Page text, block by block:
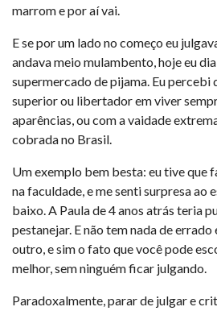
marrom e por aí vai.
E se por um lado no começo eu
andava meio mulambento, hoje eu
supermercado de pijama. Eu percebi
superior ou libertador em viver
aparências, ou com a vaidade
cobrada no Brasil.
Um exemplo bem besta: eu tive que
na faculdade, e me senti surpresa ao
baixo. A Paula de 4 anos atrás teria
pestanejar. E não tem nada de errado
outro, e sim o fato que você pode
melhor, sem ninguém ficar julgando.
Paradoxalmente, parar de julgar e